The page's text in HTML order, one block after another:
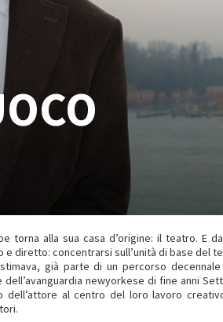
torna alla sua casa d’origine: il teatro. E
diretto: concentrarsi sull’unità di base del
già parte di un percorso
newyorkese di fine anni
al centro del loro lavoro